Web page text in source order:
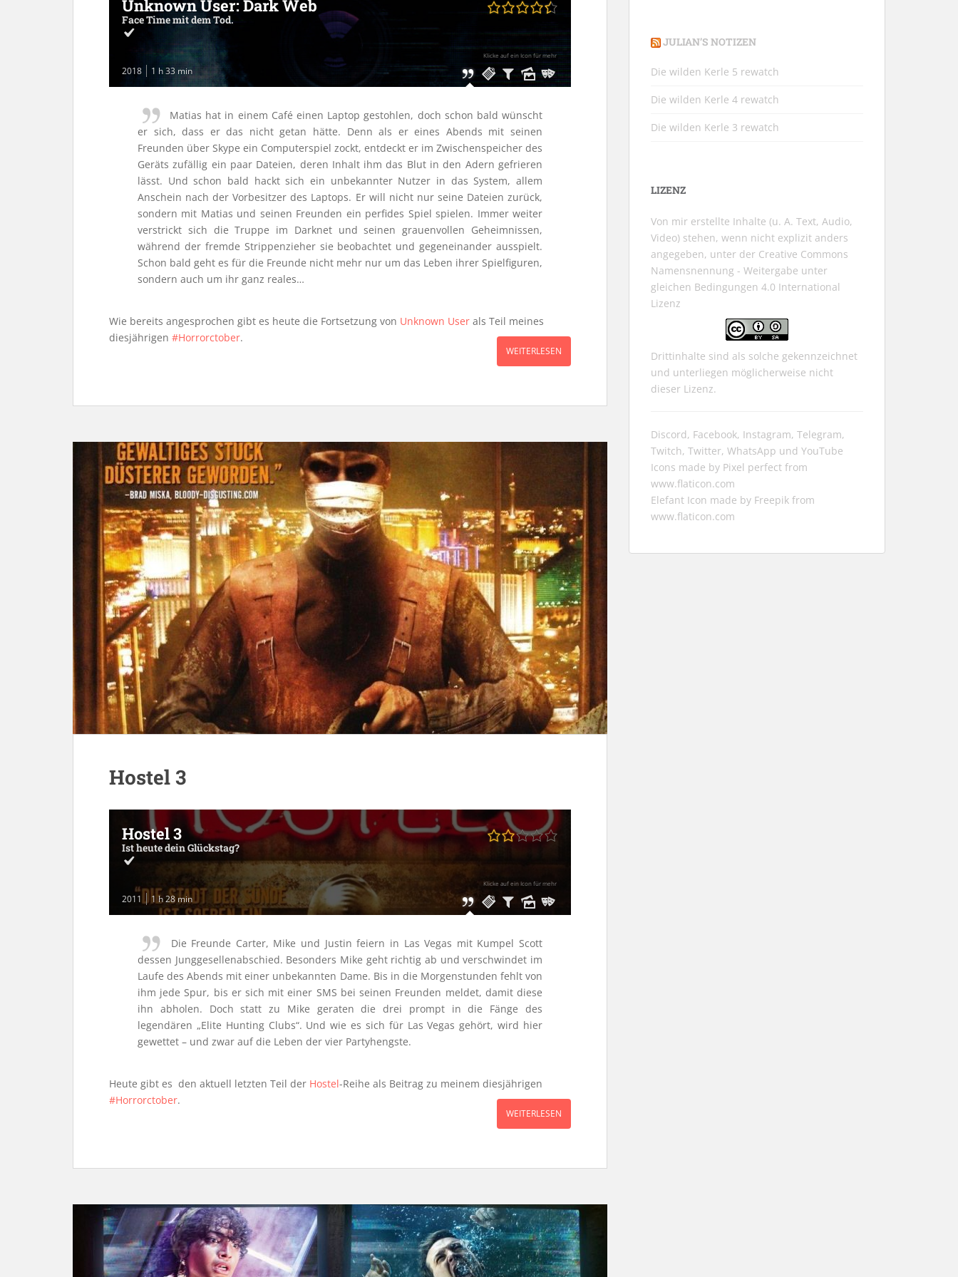
Unknown User: Dark Web
Face Time mit dem Tod.
2018 1 h 33 min
Klicke auf ein Icon für mehr
Matias hat in einem Café einen Laptop gestohlen, doch schon bald wünscht
er sich, dass er das nicht getan hätte. Denn als er eines Abends mit seinen
Freunden über Skype ein Computerspiel zockt, entdeckt er im Zwischenspeicher des
Geräts zufällig ein paar Dateien, deren Inhalt ihm das Blut in den Adern gefrieren
lässt. Und schon bald hackt sich ein unbekannter Nutzer in das System, allem
Anschein nach der Vorbesitzer des Laptops. Er will nicht nur seine Dateien zurück,
sondern mit Matias und seinen Freunden ein perfides Spiel spielen. Immer weiter
verstrickt sich die Truppe im Darknet und seinen grauenvollen Geheimnissen,
während der fremde Strippenzieher sie beobachtet und gegeneinander ausspielt.
Schon bald geht es für die Freunde nicht mehr nur um das Leben ihrer Spielfiguren,
sondern auch um ihr ganz reales…
Wie bereits angesprochen gibt es heute die Fortsetzung von Unknown User als Teil meines
diesjährigen #Horrorctober.
WEITERLESEN
Hostel 3
Hostel 3
Ist heute dein Glückstag?
2011 1 h 28 min
Klicke auf ein Icon für mehr
Die Freunde Carter, Mike und Justin feiern in Las Vegas mit Kumpel Scott
dessen Junggesellenabschied. Besonders Mike geht richtig ab und verschwindet im
Laufe des Abends mit einer unbekannten Dame. Bis in die Morgenstunden fehlt von
ihm jede Spur, bis er sich mit einer SMS bei seinen Freunden meldet, damit diese
ihn abholen. Doch statt zu Mike geraten die drei prompt in die Fänge des
legendären „Elite Hunting Clubs“. Und wie es sich für Las Vegas gehört, wird hier
gewettet – und zwar auf die Leben der vier Partyhengste.
Heute gibt es den aktuell letzten Teil der Hostel-Reihe als Beitrag zu meinem diesjährigen
#Horrorctober.
WEITERLESEN
JULIAN’S NOTIZEN
Die wilden Kerle 5 rewatch
Die wilden Kerle 4 rewatch
Die wilden Kerle 3 rewatch
LIZENZ
Von mir erstellte Inhalte (u. A. Text, Audio,
Video) stehen, wenn nicht explizit anders
angegeben, unter der Creative Commons
Namensnennung - Weitergabe unter
gleichen Bedingungen 4.0 International
Lizenz
Drittinhalte sind als solche gekennzeichnet
und unterliegen möglicherweise nicht
dieser Lizenz.
Discord, Facebook, Instagram, Telegram,
Twitch, Twitter, WhatsApp und YouTube
Icons made by Pixel perfect from
www.flaticon.com
Elefant Icon made by Freepik from
www.flaticon.com